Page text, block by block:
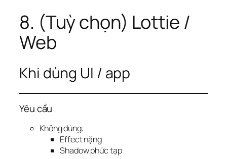
8. (Tuỳ chọn) Lottie /
Web
Khi dùng UI / app
Yêu cầu
Không dùng:
Effect nặng
Shadow phức tạp